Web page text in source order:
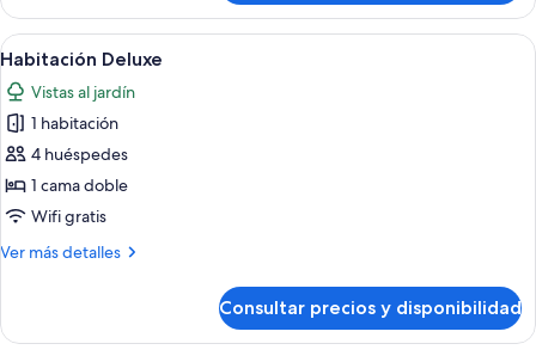
Confort
doble
Abrir
todas
las
fotos
de
Habitación
Deluxe
Un área de piscina con sillones de
7
Habitación Deluxe
Vistas al jardín
1 habitación
4 huéspedes
1 cama doble
Wifi gratis
Ver más detalles
Más
Deluxe
Consultar precios y disponibilidad